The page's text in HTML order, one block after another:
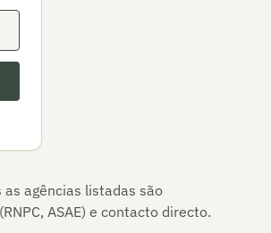
as agências listadas são
ASAE) e contacto directo.